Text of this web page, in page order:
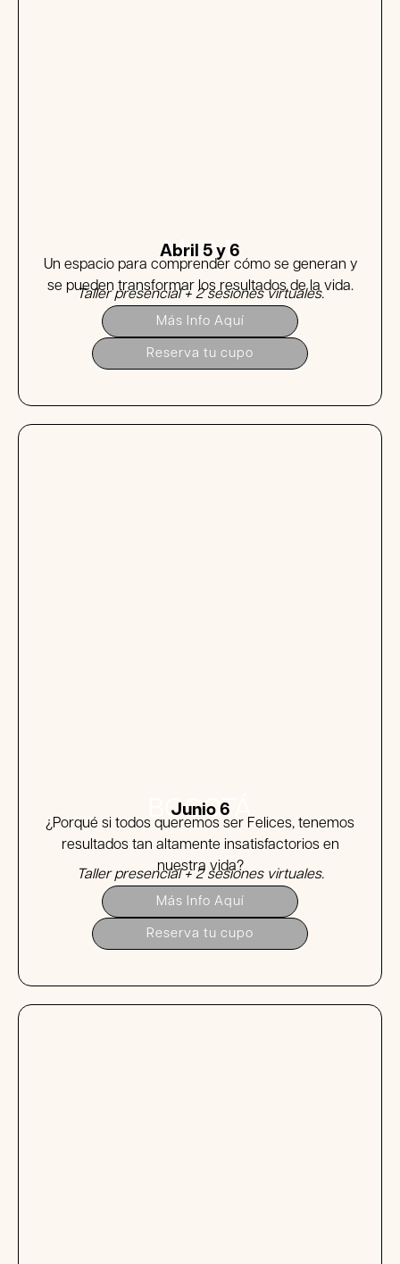
MIAMI
Abril 5 y 6
Un espacio para comprender cómo se generan y
se pueden transformar los resultados de la vida.
Taller presencial + 2 sesiones virtuales.
Más Info Aquí
Reserva tu cupo
BOGOTÁ
Junio 6
¿Porqué si todos queremos ser Felices, tenemos
resultados tan altamente insatisfactorios en
nuestra vida?
Taller presencial + 2 sesiones virtuales.
Más Info Aquí
Reserva tu cupo